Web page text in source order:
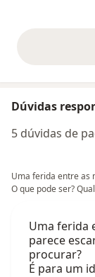
Dúvidas
5 dúvidas de
Uma ferida entre as
O que pode ser?
Uma ferida
parece
procurar?
É para um